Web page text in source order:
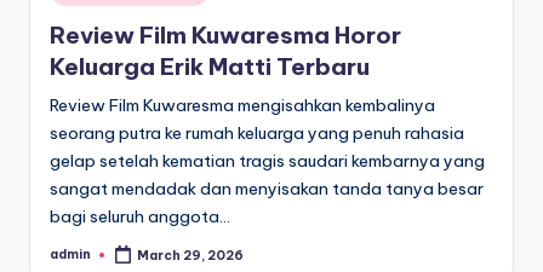
in
Review Film Kuwaresma Horor
Keluarga Erik Matti Terbaru
Review Film Kuwaresma mengisahkan kembalinya
seorang putra ke rumah keluarga yang penuh rahasia
gelap setelah kematian tragis saudari kembarnya yang
sangat mendadak dan menyisakan tanda tanya besar
bagi seluruh anggota…
Posted
admin March 29, 2026